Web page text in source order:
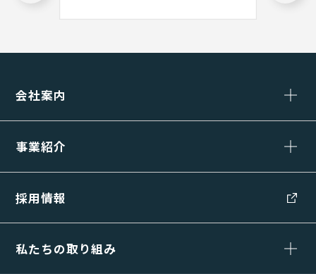
会社案内
事業紹介
採用情報
私たちの取り組み